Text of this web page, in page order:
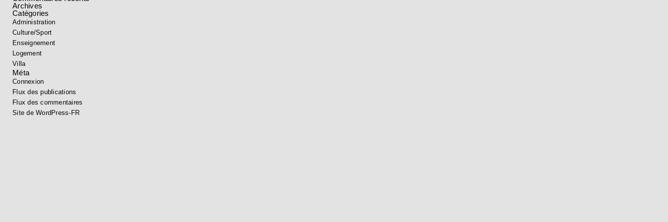
Archives
Catégories
Administration
Culture/Sport
Enseignement
Logement
Villa
Méta
Connexion
Flux des publications
Flux des commentaires
Site de WordPress-FR